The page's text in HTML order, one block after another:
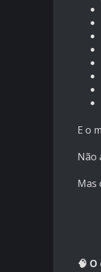
E o
Não
Mas
🧠